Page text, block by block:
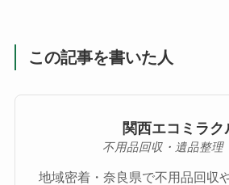
この記事を書いた人
関西エコミラク
不用品回収・遺品整理
地域密着・奈良県で不用品回収